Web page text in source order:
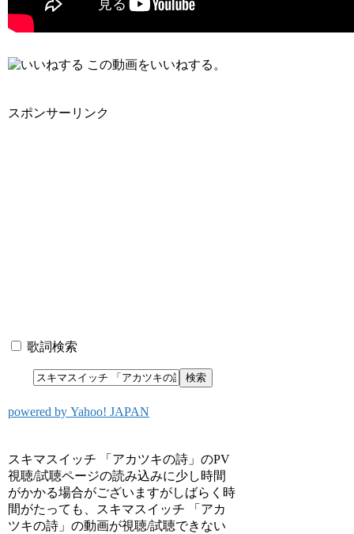
この動画をいいねする。
スポンサーリンク
歌詞検索
powered by Yahoo! JAPAN
スキマスイッチ 「アカツキの詩」のPV
視聴/試聴ページの読み込みに少し時間
がかかる場合がございますがしばらく時
間がたっても、スキマスイッチ 「アカ
ツキの詩」の動画が視聴/試聴できない